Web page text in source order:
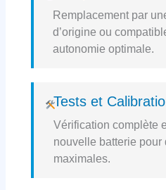
Remplacement par
d’origine ou
autonomie optimale.
Tests et
Vérification complète
nouvelle batterie pour
maximales.